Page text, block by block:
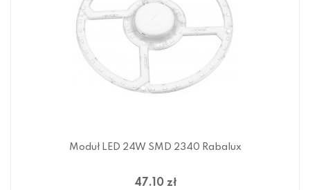
Moduł LED 24W SMD 2340 Rabalux
47.10 zł